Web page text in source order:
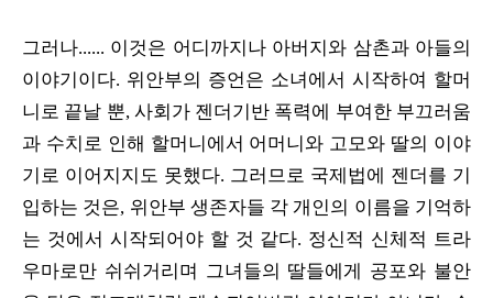
그러나...... 이것은 어디까지나 아버지와 삼촌과 아들의
이야기이다. 위안부의 증언은 소녀에서 시작하여 할머
니로 끝날 뿐, 사회가 젠더기반 폭력에 부여한 부끄러움
과 수치로 인해 할머니에서 어머니와 고모와 딸의 이야
기로 이어지지도 못했다. 그러므로 국제법에 젠더를 기
입하는 것은, 위안부 생존자들 각 개인의 이름을 기억하
는 것에서 시작되어야 할 것 같다. 정신적 신체적 트라
우마로만 쉬쉬거리며 그녀들의 딸들에게 공포와 불안